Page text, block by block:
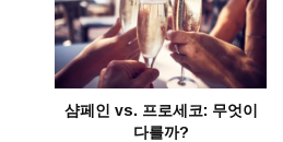
샴페인 vs. 프로세코: 무엇이
다를까?